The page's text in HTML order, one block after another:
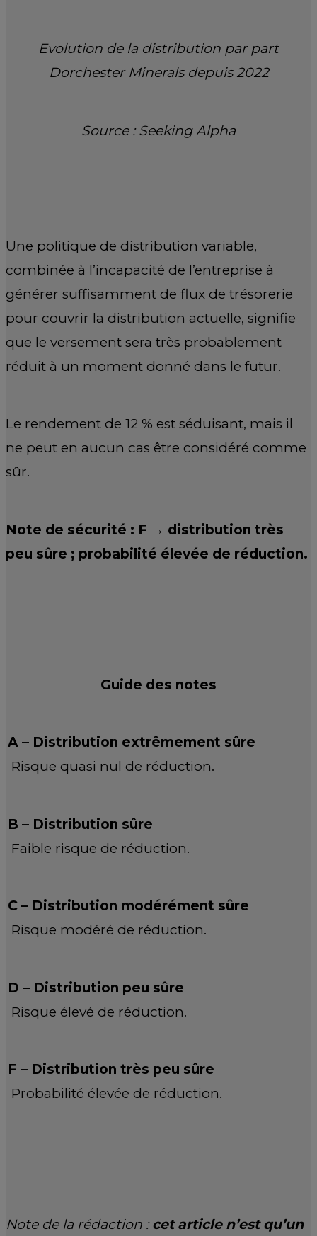
Evolution de la distribution par part
Dorchester Minerals depuis 2022
Source : Seeking Alpha
Une politique de distribution variable,
combinée à l’incapacité de l’entreprise à
générer suffisamment de flux de trésorerie
pour couvrir la distribution actuelle, signifie
que le versement sera très probablement
réduit à un moment donné dans le futur.
Le rendement de 12 % est séduisant, mais il
ne peut en aucun cas être considéré comme
sûr.
Note de sécurité : F → distribution très
peu sûre ; probabilité élevée de réduction.
Guide des notes
A – Distribution extrêmement sûre
Risque quasi nul de réduction.
B – Distribution sûre
Faible risque de réduction.
C – Distribution modérément sûre
Risque modéré de réduction.
D – Distribution peu sûre
Risque élevé de réduction.
F – Distribution très peu sûre
Probabilité élevée de réduction.
Note de la rédaction :cet article n’est qu’un